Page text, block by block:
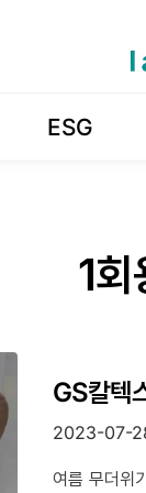
ESG
1회
GS칼텍
2023-07-
여름 무더위